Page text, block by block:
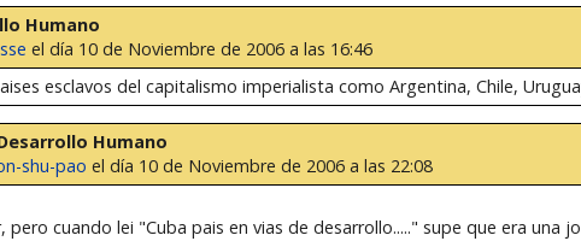
Humano
el día 10 de Noviembre de 2006 a las 16:46
esclavos del capitalismo imperialista como Argentina, Chile,
Humano
shu-pao el día 10 de Noviembre de 2006 a las 22:08
cuando lei "Cuba pais en vias de desarrollo....." supe que era una